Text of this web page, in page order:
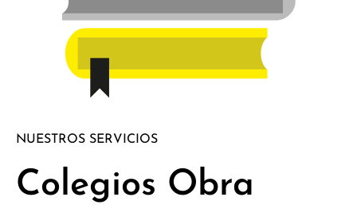
NUESTROS SERVICIOS​
Colegios Obra